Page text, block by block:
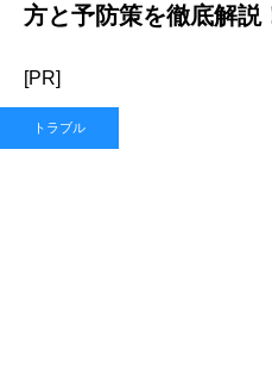
方と予防策を徹底解説
[PR]
トラブル